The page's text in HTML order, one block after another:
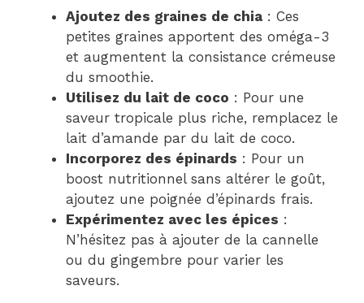
Ajoutez des graines de chia : Ces
petites graines apportent des oméga-3
et augmentent la consistance crémeuse
du smoothie.
Utilisez du lait de coco : Pour une
saveur tropicale plus riche, remplacez le
lait d’amande par du lait de coco.
Incorporez des épinards : Pour un
boost nutritionnel sans altérer le goût,
ajoutez une poignée d’épinards frais.
Expérimentez avec les épices :
N’hésitez pas à ajouter de la cannelle
ou du gingembre pour varier les
saveurs.